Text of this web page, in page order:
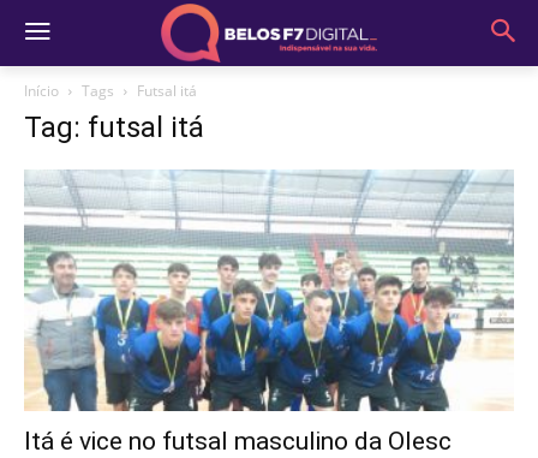
Início Tags Futsal itá
Tag: futsal itá
Itá é vice no futsal masculino da Olesc